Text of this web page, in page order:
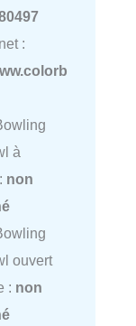
:
à
non
ouvert
: non